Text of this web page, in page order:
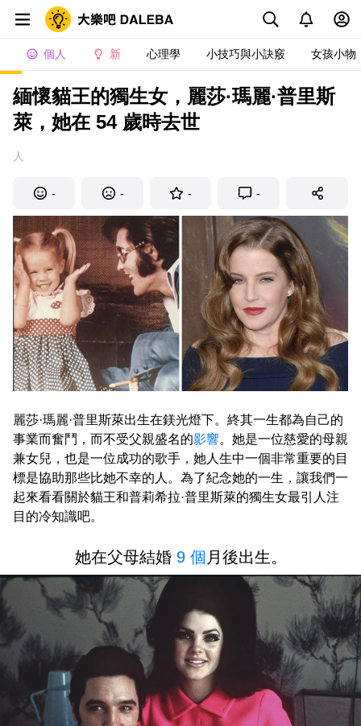
個人 新 心理學 小技巧與小訣竅 女孩小物
緬懷貓王的獨生女，麗莎·瑪麗·普里斯
萊，她在 54 歲時去世
人
- - - -
麗莎·瑪麗·普里斯萊出生在鎂光燈下。終其一生都為自己的
事業而奮鬥，而不受父親盛名的影響。她是一位慈愛的母親
兼女兒，也是一位成功的歌手，她人生中一個非常重要的目
標是協助那些比她不幸的人。為了紀念她的一生，讓我們一
起來看看關於貓王和普莉希拉·普里斯萊的獨生女最引人注
目的冷知識吧。
她在父母結婚9 個 月後出生。